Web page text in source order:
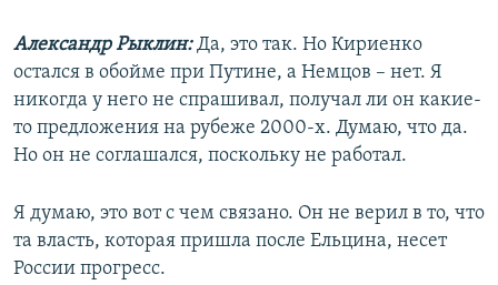
Александр Рыклин:Да, это так. Но Кириенко
остался в обойме при Путине, а Немцов – нет. Я
никогда у него не спрашивал, получал ли он какие-
то предложения на рубеже 2000-х. Думаю, что да.
Но он не соглашался, поскольку не работал.
Я думаю, это вот с чем связано. Он не верил в то, что
та власть, которая пришла после Ельцина, несет
России прогресс.